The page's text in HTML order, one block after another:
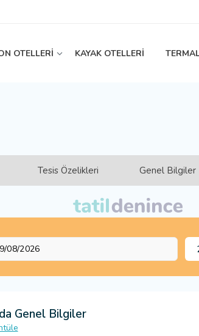
OTELLERİ KAYAK OTELLERİ
Tesis Özelikleri Genel Bilgiler
Genel Bilgiler